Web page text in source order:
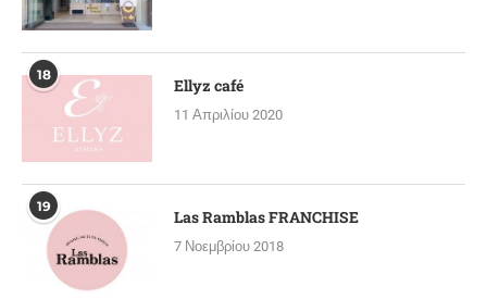
18 Ellyz café
11 Απριλίου 2020
19 Las Ramblas FRANCHISE
7 Νοεμβρίου 2018